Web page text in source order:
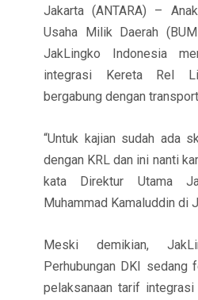
Jakarta (ANTARA) –
Usaha Milik Daerah
JakLingko Indonesia
integrasi Kereta Rel
bergabung dengan
“Untuk kajian sudah ada
dengan KRL dan ini nanti
kata Direktur Utama
Muhammad Kamaluddin di
Meski demikian,
Perhubungan DKI sedang
pelaksanaan tarif